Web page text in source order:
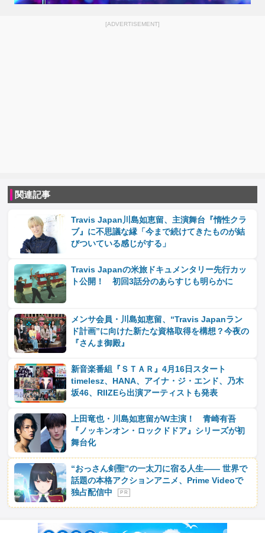
[ADVERTISEMENT]
関連記事
Travis Japan川島如恵留、主演舞台『惰性クラ
ブ』に不思議な縁「今まで続けてきたものが結
びついている感じがする」
Travis Japanの米旅ドキュメンタリー先行カッ
ト公開！ 初回3話分のあらすじも明らかに
メンサ会員・川島如恵留、“Travis Japanラン
ド計画”に向けた新たな資格取得を構想？今夜の
『さんま御殿』
新音楽番組『ＳＴＡＲ』4月16日スタート
timelesz、HANA、アイナ・ジ・エンド、乃木
坂46、RIIZEら出演アーティストも発表
上田竜也・川島如恵留がW主演！ 青崎有吾
『ノッキンオン・ロックドドア』シリーズが初
舞台化
“おっさん剣聖”の一太刀に宿る人生―― 世界で
話題の本格アクションアニメ、Prime Videoで
独占配信中
P R